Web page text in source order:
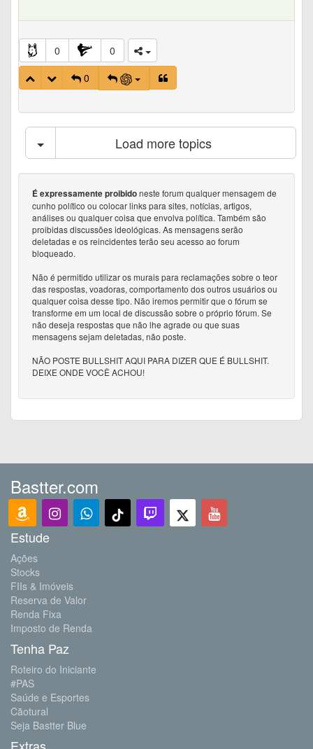
0
0
0
Load more topics
É expressamente proibidoneste forum qualquer mensagem de
cunho político ou colocar links para sites, notícias, artigos,
análises ou qualquer coisa que envolva política. Também são
proibidas discussões ideológicas. As mensagens serão
deletadas e os reincidentes terão seu acesso ao forum
bloqueado.
Não é permitido utilizar os murais para reclamações sobre o teor
das respostas, voadoras, comportamento dos outros usuários ou
qualquer coisa desse tipo. Não iremos permitir que o fórum se
transforme em um local de discussão sobre o próprio fórum. Se
não deseja respostas que não lhe agrade ou que suas
mensagens sejam deletadas, não poste.
NÃO POSTE BULLSHIT AQUI PARA DIZER QUE É BULLSHIT.
DEIXE ONDE VOCÊ ACHOU!
Bastter.com
Estude
Ações
Stocks
FIIs & Imóveis
Reserva de Valor
Renda Fixa
Imposto de Renda
Tenha Paz
Roteiro do Iniciante
#PAS
Saúde e Esportes
Cãotural
Seja Bastter Blue